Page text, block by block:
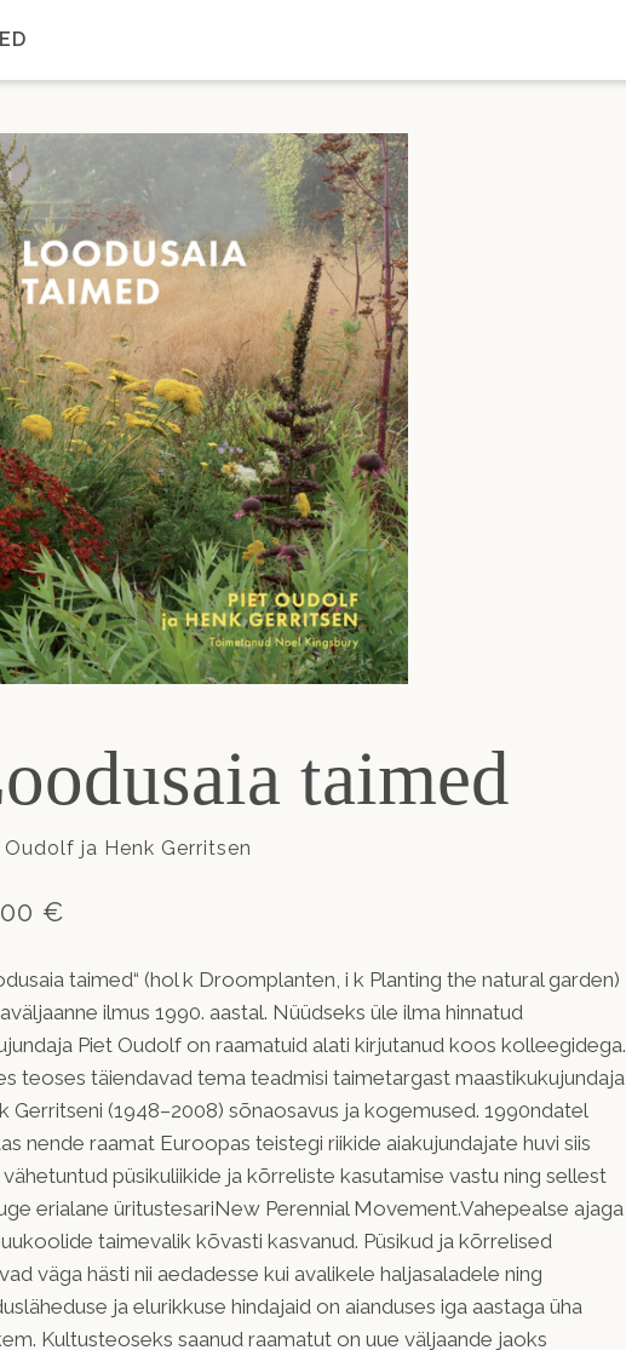
taimed
Oudolf ja Henk Gerritsen
€
taimed“ (hol k Droomplanten, i k Planting the natural garden)
ilmus 1990. aastal. Nüüdseks üle ilma hinnatud
Piet Oudolf on raamatuid alati kirjutanud koos kolleegidega.
teoses täiendavad tema teadmisi taimetargast maastikukujundaja
Gerritseni (1948–2008) sõnaosavus ja kogemused. 1990ndatel
nende raamat Euroopas teistegi riikide aiakujundajate huvi siis
püsikuliikide ja kõrreliste kasutamise vastu ning sellest
erialane üritustesariNew Perennial Movement.Vahepealse ajaga
taimevalik kõvasti kasvanud. Püsikud ja kõrrelised
väga hästi nii aedadesse kui avalikele haljasaladele ning
ja elurikkuse hindajaid on aianduses iga aastaga üha
Kultusteoseks saanud raamatut on uue väljaande jaoks